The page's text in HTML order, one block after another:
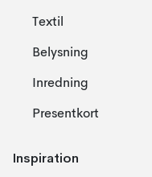
Textil
Belysning
Inredning
Presentkort
Inspiration